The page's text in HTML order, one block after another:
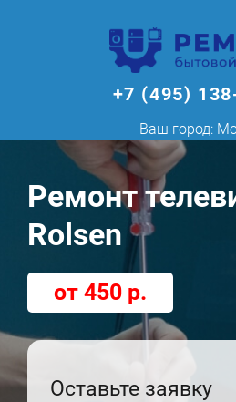
+7 (495)
Ваш город:
Ремонт
Rolsen
от 450 р.
Оставьте заявку